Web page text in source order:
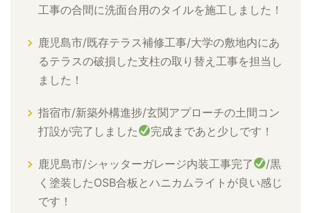
工事の合間に洗面台用のタイルを施工しました！
鹿児島市/既存テラス補修工事/大学の敷地内にあ
るテラスの破損した支柱の取り替え工事を担当し
ました！
指宿市/新築外構進捗/玄関アプローチの土間コン
打設が完了しました
完成まであと少しです！
鹿児島市/シャッターガレージ内装工事完了
/黒
く塗装したOSB合板とハニカムライトが良い感じ
です！